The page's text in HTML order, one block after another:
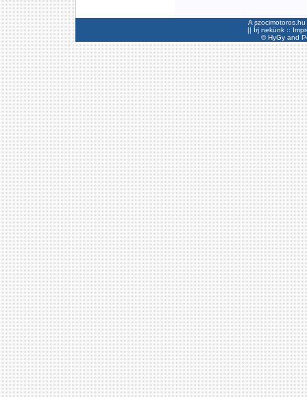
A
|| Írj nekünk ::
©HyGyand